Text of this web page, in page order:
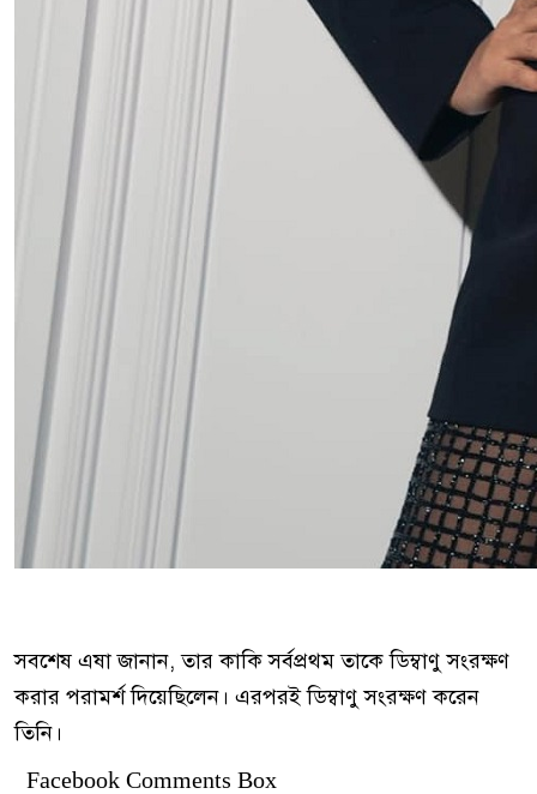
সবশেষ এষা জানান, তার কাকি সর্বপ্রথম তাকে ডিম্বাণু সংরক্ষণ
করার পরামর্শ দিয়েছিলেন। এরপরই ডিম্বাণু সংরক্ষণ করেন
তিনি।
Facebook Comments Box